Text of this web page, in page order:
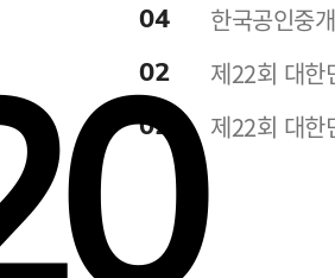
04 한국공인중
02 제22회 대한
02 제22회 대한